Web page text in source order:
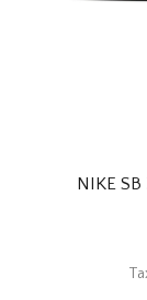
NIKE